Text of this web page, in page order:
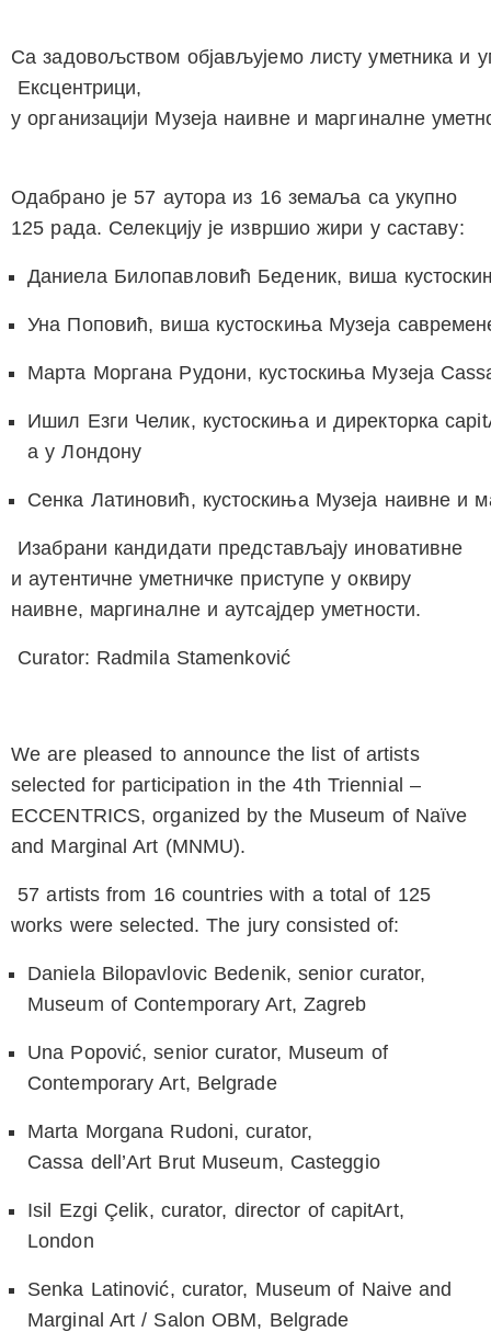
Са задовољством објављујемо листу уметника и
Ексцентрици,
у организацији Музеја наивне и маргиналне
Одабрано је 57 аутора из 16 земаља са укупно
125 рада. Селекцију је извршио жири у саставу:
Даниела Билопавловић Беденик, виша
Уна Поповић, виша кустоскиња Музеја
Марта Моргана Рудони, кустоскиња Музеја
Ишил Езги Челик, кустоскиња и директорка
а у Лондону
Сенка Латиновић, кустоскиња Музеја наивне и
Изабрани кандидати представљају иновативне
и аутентичне уметничке приступе у оквиру
наивне, маргиналне и аутсајдер уметности.
Curator: Radmila Stamenković
We are pleased to announce the list of artists
selected for participation in the4th Triennial –
ECCENTRICS, organized by the Museum of Naïve
and Marginal Art (MNMU).
57 artists from 16 countries with a total of 125
works were selected. The jury consisted of:
Daniela Bilopavlovic Bedenik, senior curator,
Museum of Contemporary Art, Zagreb
Una Popović, senior curator, Museum of
Contemporary Art, Belgrade
Marta Morgana Rudoni, curator,
Cassa dell’Art Brut Museum, Casteggio
Isil Ezgi Çelik, curator, director of capitArt,
London
Senka Latinović, curator, Museum of Naive and
Marginal Art / Salon OBM, Belgrade